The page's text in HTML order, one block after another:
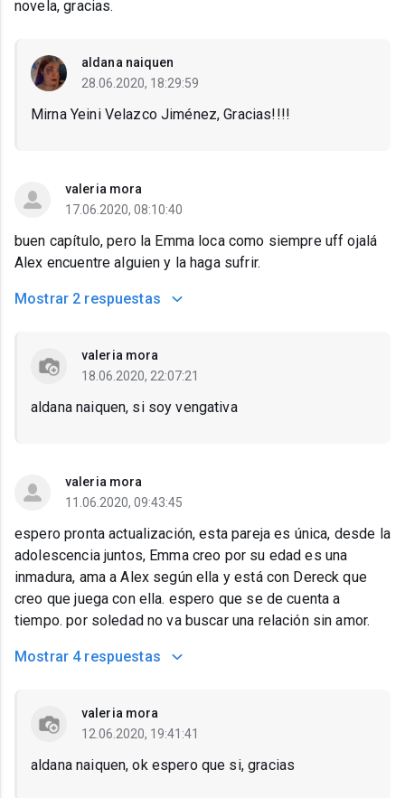
novela, gracias.
aldana naiquen
28.06.2020, 18:29:59
Mirna Yeini Velazco Jiménez, Gracias!!!!
valeria mora
17.06.2020, 08:10:40
buen capítulo, pero la Emma loca como siempre uff ojalá
Alex encuentre alguien y la haga sufrir.
Mostrar 2 respuestas
valeria mora
18.06.2020, 22:07:21
aldana naiquen, si soy vengativa
valeria mora
11.06.2020, 09:43:45
espero pronta actualización, esta pareja es única, desde la
adolescencia juntos, Emma creo por su edad es una
inmadura, ama a Alex según ella y está con Dereck que
creo que juega con ella. espero que se de cuenta a
tiempo. por soledad no va buscar una relación sin amor.
Mostrar 4 respuestas
valeria mora
12.06.2020, 19:41:41
aldana naiquen, ok espero que si, gracias